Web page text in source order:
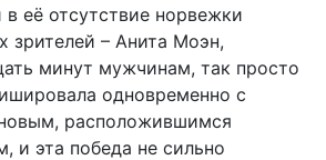
её отсутствие норвежки
зрителей – Анита Моэн,
минут мужчинам, так просто
одновременно с
расположившимся
и эта победа не сильно